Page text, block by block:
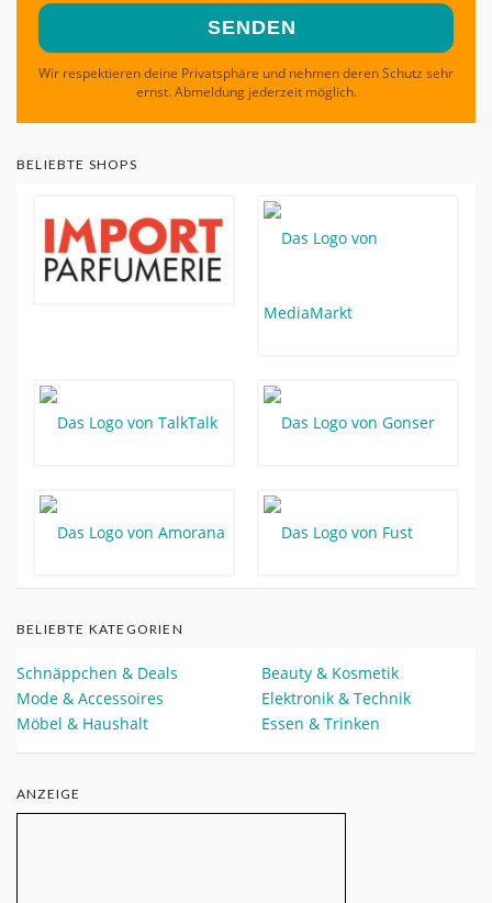
Wir respektieren deine Privatsphäre und nehmen deren Schutz sehr
ernst. Abmeldung jederzeit möglich.
BELIEBTE SHOPS
BELIEBTE KATEGORIEN
Schnäppchen & Deals
Beauty & Kosmetik
Mode & Accessoires
Elektronik & Technik
Möbel & Haushalt
Essen & Trinken
ANZEIGE